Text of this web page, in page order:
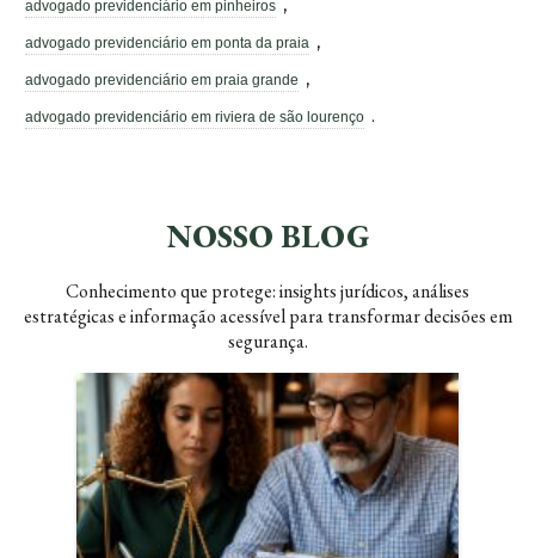
advogado previdenciário em pinheiros
advogado previdenciário em ponta da praia ,
advogado previdenciário em praia grande ,
advogado previdenciário em riviera de são lourenço .
NOSSO BLOG
Conhecimento que protege: insights jurídicos, análises
estratégicas e informação acessível para transformar decisões em
segurança.